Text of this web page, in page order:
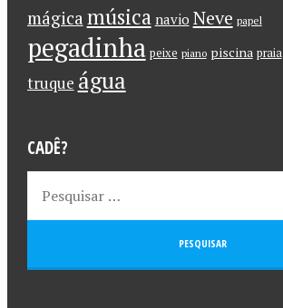
mágica música navio Neve papel
pegadinha peixe piano piscina praia
truque água
CADÊ?